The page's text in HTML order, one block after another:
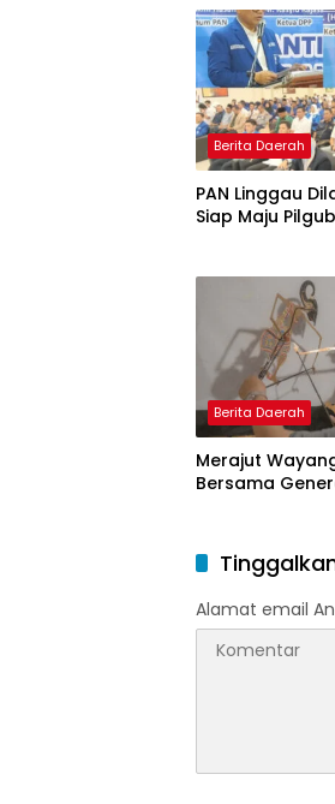
Berita Daerah
PAN Linggau
Siap Maju
Berita Daerah
Merajut
Bersama
Alamat email